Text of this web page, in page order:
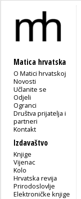
Matica hrvatska
O Matici hrvatskoj
Novosti
Učlanite se
Odjeli
Ogranci
Društva prijatelja i
partneri
Kontakt
Izdavaštvo
Knjige
Vijenac
Kolo
Hrvatska revija
Prirodoslovlje
Elektroničke knjige